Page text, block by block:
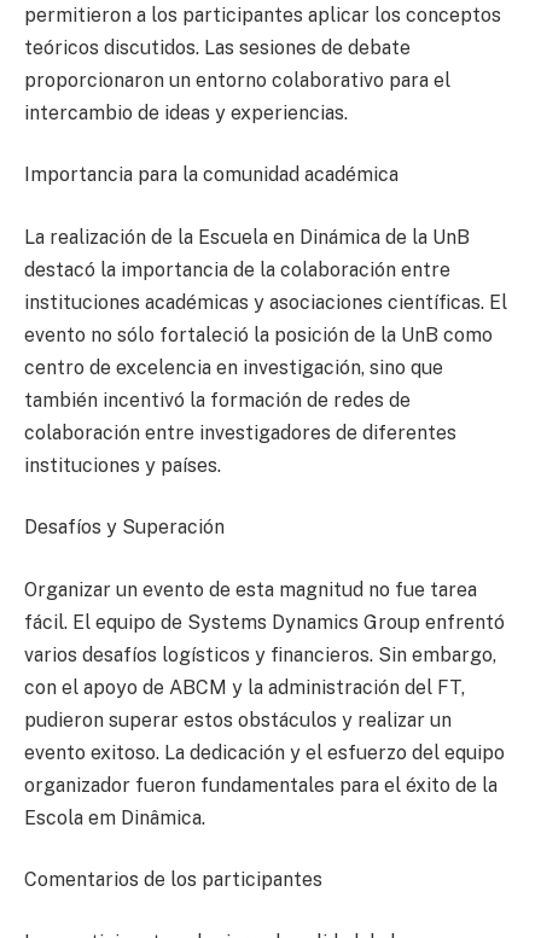
permitieron a los participantes aplicar los conceptos
teóricos discutidos. Las sesiones de debate
proporcionaron un entorno colaborativo para el
intercambio de ideas y experiencias.
Importancia para la comunidad académica
La realización de la Escuela en Dinámica de la UnB
destacó la importancia de la colaboración entre
instituciones académicas y asociaciones científicas. El
evento no sólo fortaleció la posición de la UnB como
centro de excelencia en investigación, sino que
también incentivó la formación de redes de
colaboración entre investigadores de diferentes
instituciones y países.
Desafíos y Superación
Organizar un evento de esta magnitud no fue tarea
fácil. El equipo de Systems Dynamics Group enfrentó
varios desafíos logísticos y financieros. Sin embargo,
con el apoyo de ABCM y la administración del FT,
pudieron superar estos obstáculos y realizar un
evento exitoso. La dedicación y el esfuerzo del equipo
organizador fueron fundamentales para el éxito de la
Escola em Dinâmica.
Comentarios de los participantes